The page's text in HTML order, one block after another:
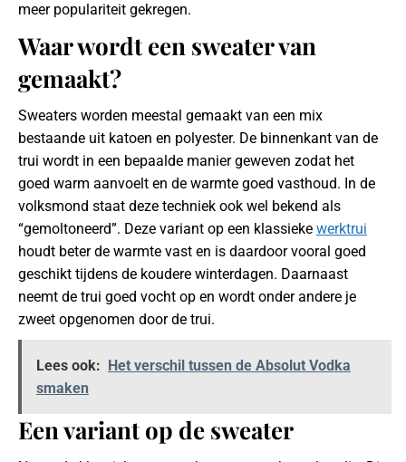
meer populariteit gekregen.
Waar wordt een sweater van
gemaakt?
Sweaters worden meestal gemaakt van een mix
bestaande uit katoen en polyester. De binnenkant van de
trui wordt in een bepaalde manier geweven zodat het
goed warm aanvoelt en de warmte goed vasthoud. In de
volksmond staat deze techniek ook wel bekend als
“gemoltoneerd”. Deze variant op een klassieke werktrui
houdt beter de warmte vast en is daardoor vooral goed
geschikt tijdens de koudere winterdagen. Daarnaast
neemt de trui goed vocht op en wordt onder andere je
zweet opgenomen door de trui.
Lees ook: Het verschil tussen de Absolut Vodka
smaken
Een variant op de sweater